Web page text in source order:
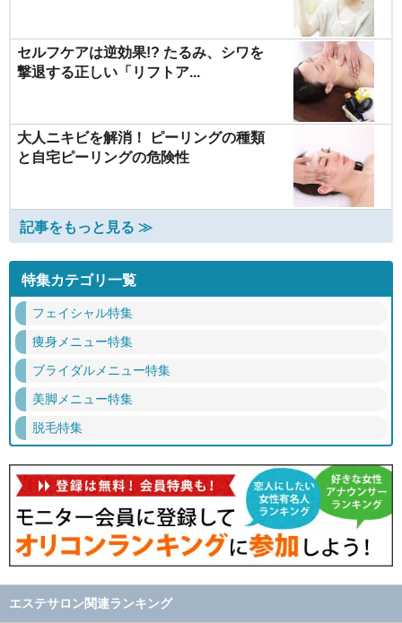
セルフケアは逆効果!? たるみ、シワを
撃退する正しい「リフトア...
大人ニキビを解消！ ピーリングの種類
と自宅ピーリングの危険性
記事をもっと見る ≫
特集カテゴリ一覧
フェイシャル特集
痩身メニュー特集
ブライダルメニュー特集
美脚メニュー特集
脱毛特集
エステサロン関連ランキング